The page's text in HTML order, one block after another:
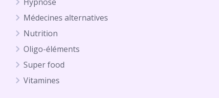
Médecines alternatives
Nutrition
Oligo-éléments
Super food
Vitamines